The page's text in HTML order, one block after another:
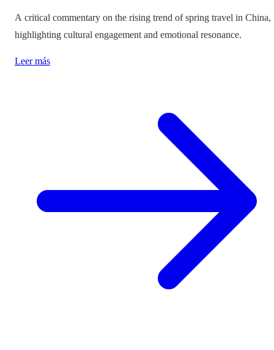
A critical commentary on the rising trend of spring travel in China,
highlighting cultural engagement and emotional resonance.
Leer más